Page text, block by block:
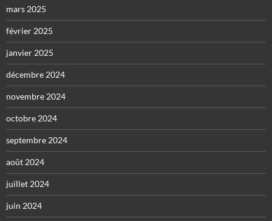
mars 2025
février 2025
janvier 2025
décembre 2024
novembre 2024
octobre 2024
septembre 2024
août 2024
juillet 2024
juin 2024